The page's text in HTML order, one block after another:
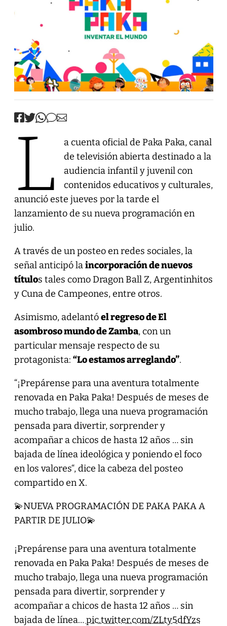
L
a cuenta oficial de Paka Paka, canal
de televisión abierta destinado a la
audiencia infantil y juvenil con
contenidos educativos y culturales,
anunció este jueves por la tarde el
lanzamiento de su nueva programación en
julio.
A través de un posteo en redes sociales, la
señal anticipó laincorporación de nuevos
títulos tales como Dragon Ball Z, Argentinhitos
y Cuna de Campeones, entre otros.
Asimismo, adelantóel regreso de El
asombroso mundo de Zamba, con un
particular mensaje respecto de su
protagonista: “Lo estamos arreglando”.
“¡Prepárense para una aventura totalmente
renovada en Paka Paka! Después de meses de
mucho trabajo, llega una nueva programación
pensada para divertir, sorprender y
acompañar a chicos de hasta 12 años … sin
bajada de línea ideológica y poniendo el foco
en los valores“, dice la cabeza del posteo
compartido en X.
💫NUEVA PROGRAMACIÓN DE PAKA PAKA A
PARTIR DE JULIO💫
¡Prepárense para una aventura totalmente
renovada en Paka Paka! Después de meses de
mucho trabajo, llega una nueva programación
pensada para divertir, sorprender y
acompañar a chicos de hasta 12 años … sin
bajada de línea…pic.twitter.com/ZLty5dfYzs